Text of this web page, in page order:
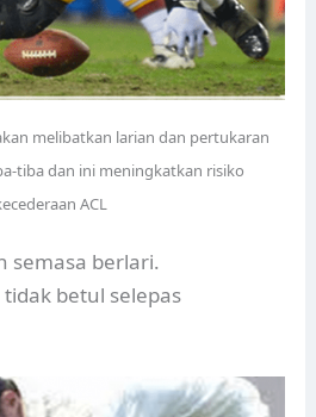
melibatkan larian dan pertukaran
tiba dan ini meningkatkan risiko
ACL
semasa berlari.
betul selepas